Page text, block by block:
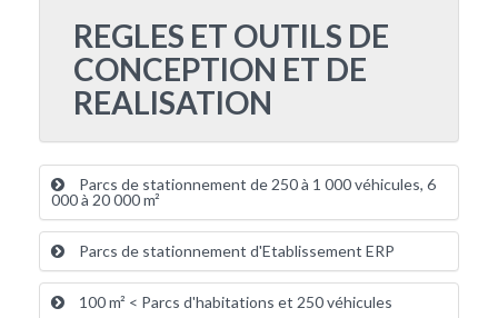
REGLES ET OUTILS DE
CONCEPTION ET DE
REALISATION
Parcs de stationnement de 250 à 1 000 véhicules, 6
000 à 20 000 m²
Parcs de stationnement d'Etablissement ERP
100 m² < Parcs d'habitations et 250 véhicules